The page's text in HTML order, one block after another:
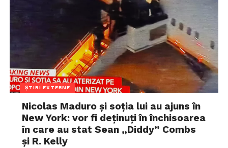
ȘTIRI EXTERNE
Nicolas Maduro și soția lui au ajuns în
New York: vor fi deținuți în închisoarea
în care au stat Sean „Diddy” Combs
și R. Kelly